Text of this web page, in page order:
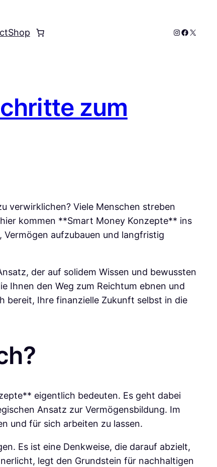
Shop Instagram
X
zum
verwirklichen? Viele Menschen streben
kommen **Smart Money Konzepte** ins
aufzubauen und langfristig
der auf solidem Wissen und bewussten
Ihnen den Weg zum Reichtum ebnen und
bereit, Ihre finanzielle Zukunft selbst in die
eigentlich bedeuten. Es geht dabei
Ansatz zur Vermögensbildung. Im
und für sich arbeiten zu lassen.
Es ist eine Denkweise, die darauf abzielt,
legt den Grundstein für nachhaltigen